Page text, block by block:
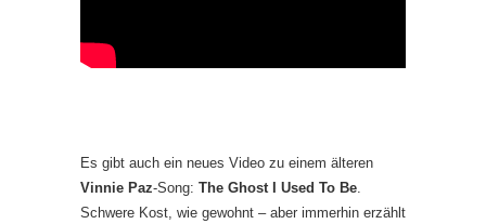
Es gibt auch ein neues Video zu einem älteren
Vinnie Paz-Song: The Ghost I Used To Be.
Schwere Kost, wie gewohnt – aber immerhin erzählt